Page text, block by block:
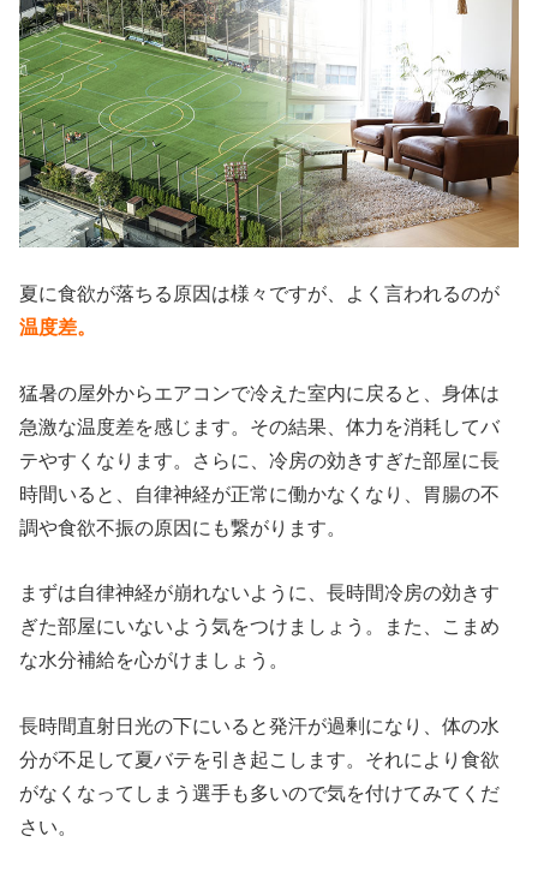
夏に食欲が落ちる原因は様々ですが、よく言われるのが
温度差。
猛暑の屋外からエアコンで冷えた室内に戻ると、身体は
急激な温度差を感じます。その結果、体力を消耗してバ
テやすくなります。さらに、冷房の効きすぎた部屋に長
時間いると、自律神経が正常に働かなくなり、胃腸の不
調や食欲不振の原因にも繋がります。
まずは自律神経が崩れないように、長時間冷房の効きす
ぎた部屋にいないよう気をつけましょう。また、こまめ
な水分補給を心がけましょう。
長時間直射日光の下にいると発汗が過剰になり、体の水
分が不足して夏バテを引き起こします。それにより食欲
がなくなってしまう選手も多いので気を付けてみてくだ
さい。